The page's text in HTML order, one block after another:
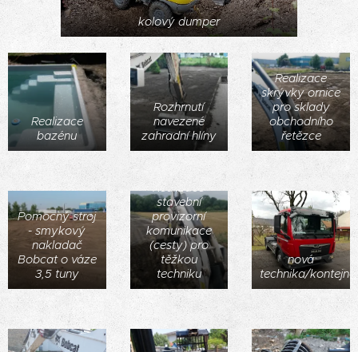
kolový dumper
Realizace
bazénu
Rozhrnutí
navezené
zahradní hlíny
Realizace
skrývky ornice
pro sklady
obchodního
řetězce
Pomocný stroj
- smykový
nakladač
Bobcat o váze
3,5 tuny
Realizace
stavební
provizorní
komunikace
(cesty) pro
těžkou
techniku
nová
technika/